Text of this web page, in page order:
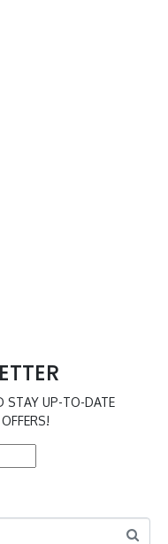
STAY UP-TO-DATE